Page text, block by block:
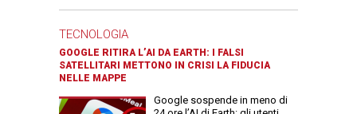
TECNOLOGIA
GOOGLE RITIRA L’AI DA EARTH: I FALSI
SATELLITARI METTONO IN CRISI LA FIDUCIA
NELLE MAPPE
Google sospende in meno di